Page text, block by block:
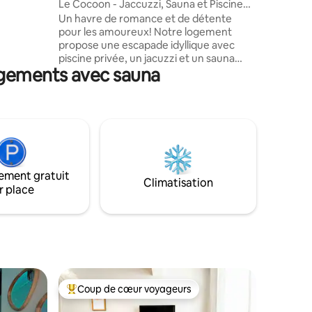
Le Cocoon - Jaccuzzi, Sauna et Piscine
privée
Un havre de romance et de détente
pour les amoureux! Notre logement
propose une escapade idyllique avec
piscine privée, un jacuzzi et un sauna
pour des moments de pure relaxation. La
cuisine équipée vous permettra de
Spotify, rechargez votre véhicule avec
notre borne électrique. Commencez la
journée avec le petit déjeuner complet.
avec sauna
gratuit
place
Climatisation
plus aimés Coup de cœur voyageurs parmi les plus aimés
Coup de cœur voyageurs